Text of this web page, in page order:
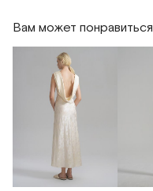
Вам может понравиться